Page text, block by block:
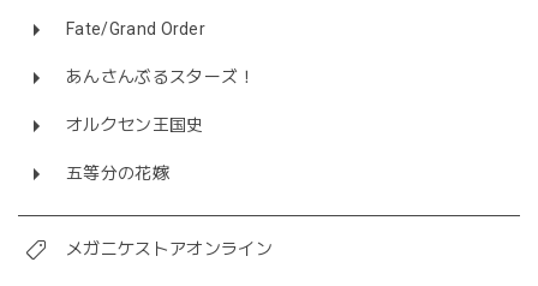
Fate/Grand Order
あんさんぶるスターズ！
オルクセン王国史
五等分の花嫁
メガニケストアオンライン